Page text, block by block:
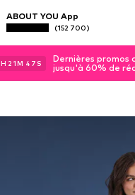
ABOUT YOU App
(152 700)
H 21M 45 S
Dernières promos
jusqu'à 60% de